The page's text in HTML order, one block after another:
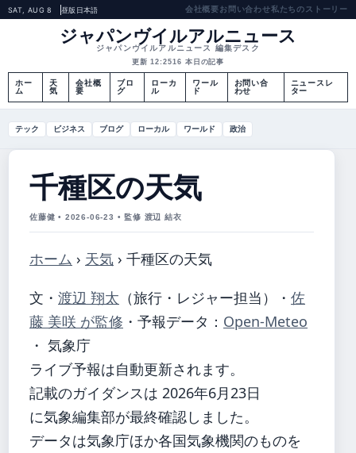
SAT, AUG 8 昼版 日本語 会社概要お問い合わせ私たちのストーリー
ジャパンヴイルアルニュース
ジャパンヴイルアルニュース 編集デスク
更新 12:2516 本日の記事
ホー
ム
天
気
会社概
要
ブロ
グ
ローカ
ル
ワール
ド
お問い合
わせ
ニュースレ
ター
テック ビジネス ブログ ローカル ワールド 政治
千種区の天気
佐藤健 • 2026-06-23 • 監修 渡辺 結衣
ホーム › 天気 › 千種区の天気
文・ 渡辺 翔太 （旅行・レジャー担当） ・ 佐
藤 美咲 が監修 ・ 予報データ： Open-Meteo
・ 気象庁
ライブ予報は自動更新されます。
記載のガイダンスは 2026年6月23日
に気象編集部が最終確認しました。
データは気象庁ほか各国気象機関のものを